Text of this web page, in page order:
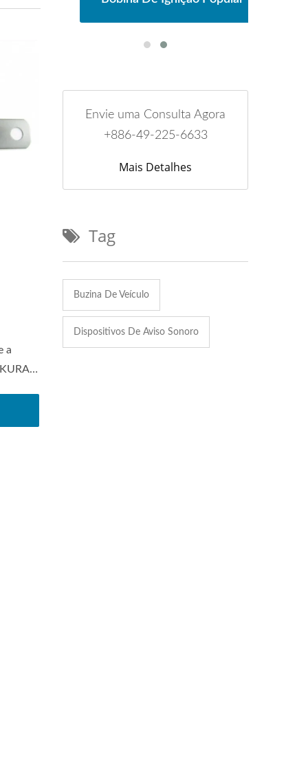
a
Envie uma Consulta Agora
+886-49-225-6633
Mais Detalhes
Tag
Buzina De Veículo
Dispositivos De Aviso Sonoro